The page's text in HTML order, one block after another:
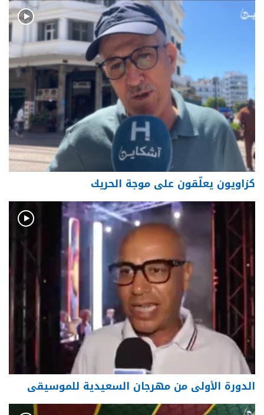
كزاويون يعلّقون على موجة الحريك
الدورة الأولى من مهرجان السعيدية للموسيقى